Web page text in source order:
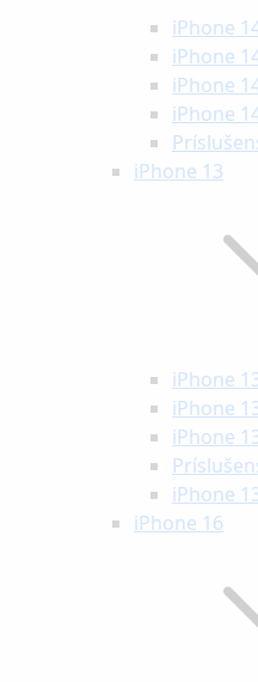
iPhone
iPhone
iPhone
iPhone
iPhone 13
iPhone
iPhone
iPhone
iPhone
iPhone 16